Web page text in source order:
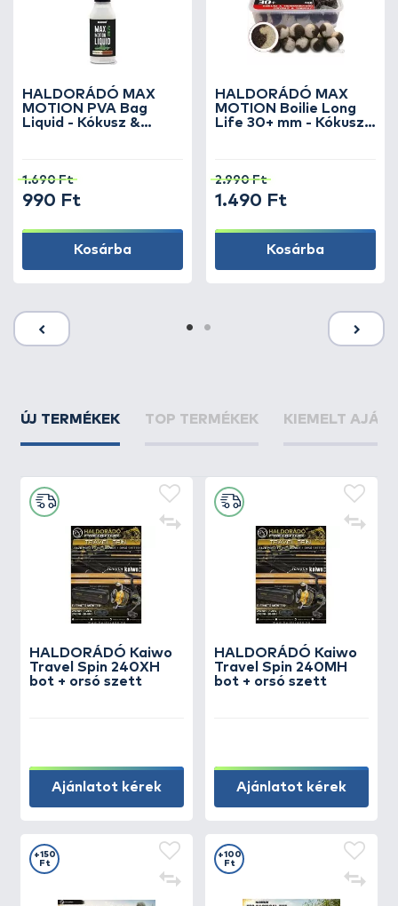
HALDORÁDÓ MAX
MOTION PVA Bag
Liquid - Kókusz &
1.690 Ft
990 Ft
Kosárba
HALDORÁDÓ MAX
MOTION Boilie Long
Life 30+ mm - Kókusz
2.990 Ft
1.490 Ft
Kosárba
ÚJ TERMÉKEK TOP TERMÉKEK KIEMELT
HALDORÁDÓ Kaiwo
Travel Spin 240XH
bot + orsó szett
Ajánlatot kérek
HALDORÁDÓ Kaiwo
Travel Spin 240MH
bot + orsó szett
Ajánlatot kérek
+150
Ft
+100
Ft